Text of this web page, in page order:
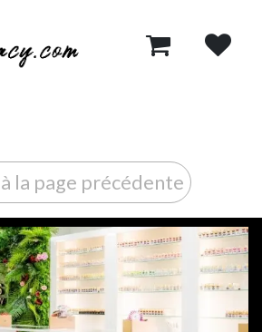
la page précédente